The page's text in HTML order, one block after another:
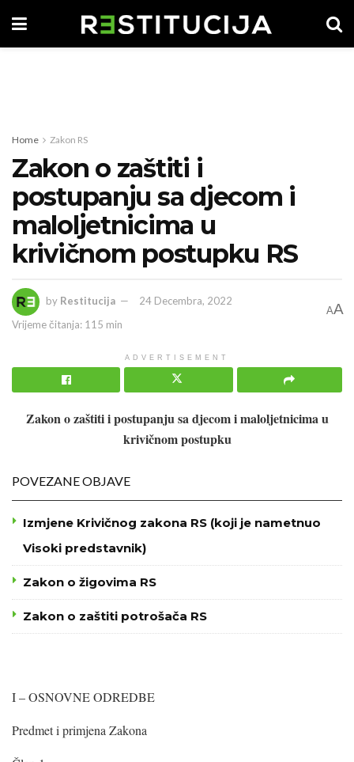
Home Zakon RS
Zakon o zaštiti i
postupanju sa djecom i
maloljetnicima u
krivičnom postupku RS
by Restitucija
24 Decembra, 2022
Vrijeme čitanja: 115 min
AA
ADVERTISEMENT
Zakon o zaštiti i postupanju sa djecom i maloljetnicima u
krivičnom postupku
POVEZANE OBJAVE
Izmjene Krivičnog zakona RS (koji je nametnuo
Visoki predstavnik)
Zakon o žigovima RS
Zakon o zaštiti potrošača RS
I – OSNOVNE ODREDBE
Predmet i primjena Zakona